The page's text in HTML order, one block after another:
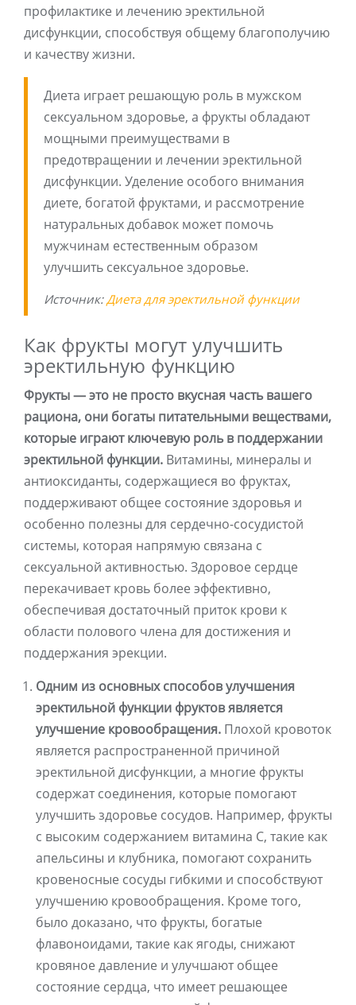
профилактике и лечению эректильной
дисфункции, способствуя общему благополучию
и качеству жизни.
Диета играет решающую роль в мужском
сексуальном здоровье, а фрукты обладают
мощными преимуществами в
предотвращении и лечении эректильной
дисфункции. Уделение особого внимания
диете, богатой фруктами, и рассмотрение
натуральных добавок может помочь
мужчинам естественным образом
улучшить сексуальное здоровье.
Источник:Диета для эректильной функции
Как фрукты могут улучшить
эректильную функцию
Фрукты — это не просто вкусная часть вашего
рациона, они богаты питательными веществами,
которые играют ключевую роль в поддержании
эректильной функции. Витамины, минералы и
антиоксиданты, содержащиеся во фруктах,
поддерживают общее состояние здоровья и
особенно полезны для сердечно-сосудистой
системы, которая напрямую связана с
сексуальной активностью. Здоровое сердце
перекачивает кровь более эффективно,
обеспечивая достаточный приток крови к
области полового члена для достижения и
поддержания эрекции.
Одним из основных способов улучшения
эректильной функции фруктов является
улучшение кровообращения. Плохой кровоток
является распространенной причиной
эректильной дисфункции, а многие фрукты
содержат соединения, которые помогают
улучшить здоровье сосудов. Например, фрукты
с высоким содержанием витамина С, такие как
апельсины и клубника, помогают сохранить
кровеносные сосуды гибкими и способствуют
улучшению кровообращения. Кроме того,
было доказано, что фрукты, богатые
флавоноидами, такие как ягоды, снижают
кровяное давление и улучшают общее
состояние сердца, что имеет решающее